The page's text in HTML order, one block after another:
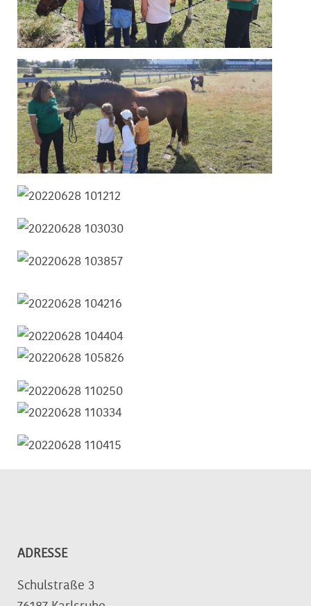
ADRESSE
Schulstraße 3